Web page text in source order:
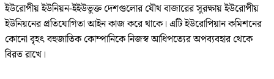
ইউরোপীয় ইউনিয়ন-ইইউভুক্ত দেশগুলোর যৌথ বাজারের সুরক্ষায় ইউরোপীয়
ইউনিয়নের প্রতিযোগিতা আইন কাজ করে থাকে। এটি ইউরোপিয়ান কমিশনের
কোনো বৃহৎ বহুজাতিক কোম্পানিকে নিজস্ব আধিপত্যের অপব্যবহার থেকে
বিরত রাখে।